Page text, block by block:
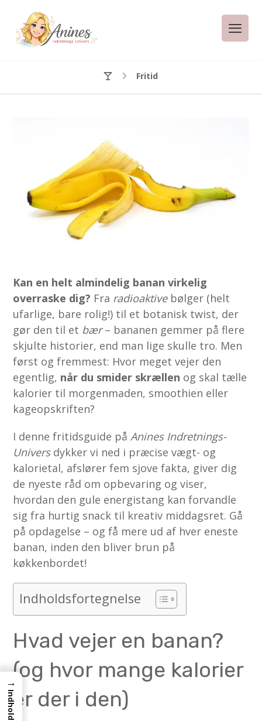
Fritid
Kan en helt almindelig banan virkelig
overraske dig? Fra radioaktivebølger (helt
ufarlige, bare rolig!) til et botanisk twist, der
gør den til et bær– bananen gemmer på flere
skjulte historier, end man lige skulle tro. Men
først og fremmest: Hvor meget vejer den
egentlig, når du smider skrællen og skal tælle
kalorier til morgenmaden, smoothien eller
kageopskriften?
I denne fritidsguide på Anines Indretnings-
Universdykker vi ned i præcise vægt- og
kalorie­tal, afslører fem sjove fakta, giver dig
de nyeste råd om opbevaring og viser,
hvordan den gule energistang kan forvandle
sig fra hurtig snack til kreativ middagsret. Gå
på opdagelse – og få mere ud af hver eneste
banan, inden den bliver brun på
køkkenbordet!
Indholdsfortegnelse
Hvad vejer en banan?
(og hvor mange kalorier
er der i den)
→
Indhold